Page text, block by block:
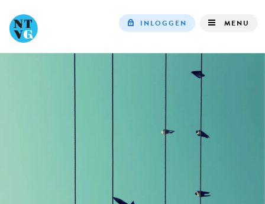
navigation
INLOGGEN MENU